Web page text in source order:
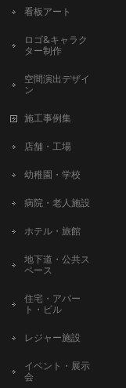
看板アート
ロゴ&キャラク
ター制作
空間演出デザイ
ン
施工事例集
店舗・工場
幼稚園・学校
病院・老人施設
ホテル・旅館
地下道・公共ス
ペース
住宅・アパー
ト・ビル
レジャー施設
イベント・展示
会